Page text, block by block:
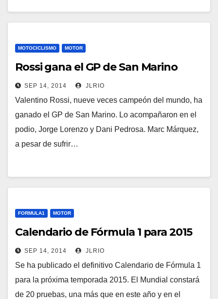
MOTOCICLISMO MOTOR
Rossi gana el GP de San Marino
SEP 14, 2014 JLRIO
Valentino Rossi, nueve veces campeón del mundo, ha
ganado el GP de San Marino. Lo acompañaron en el
podio, Jorge Lorenzo y Dani Pedrosa. Marc Márquez,
a pesar de sufrir…
FORMULA1 MOTOR
Calendario de Fórmula 1 para 2015
SEP 14, 2014 JLRIO
Se ha publicado el definitivo Calendario de Fórmula 1
para la próxima temporada 2015. El Mundial constará
de 20 pruebas, una más que en este año y en el